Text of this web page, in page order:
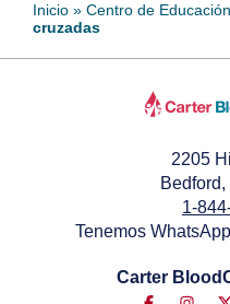
Inicio » Centro de Educación
cruzadas
2205
1-
Tenemos
Carter